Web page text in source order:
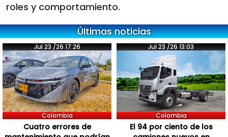
roles y comportamiento.
Últimas noticias
Jul 23 /26 17:26
Colombia
Cuatro errores de
Jul 23 /26 13:03
Colombia
El 94 por ciento de los